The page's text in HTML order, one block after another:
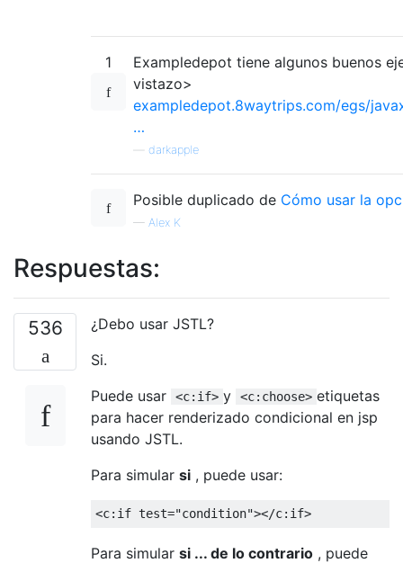
1
Exampledepot tiene algunos buenos
vistazo>
exampledepot.8waytrips.com/egs/
…
darkapple
Posible duplicado de Cómo usar la
— Alex K
Respuestas:
536
¿Debo usar JSTL?
Si.
Puede usar
<c:if> y <c:choose> etiquetas
para hacer renderizado condicional en jsp
usando JSTL.
Para simular si , puede usar:
<c:if test="condition"></c:if>
Para simular si ... de lo contrario , puede